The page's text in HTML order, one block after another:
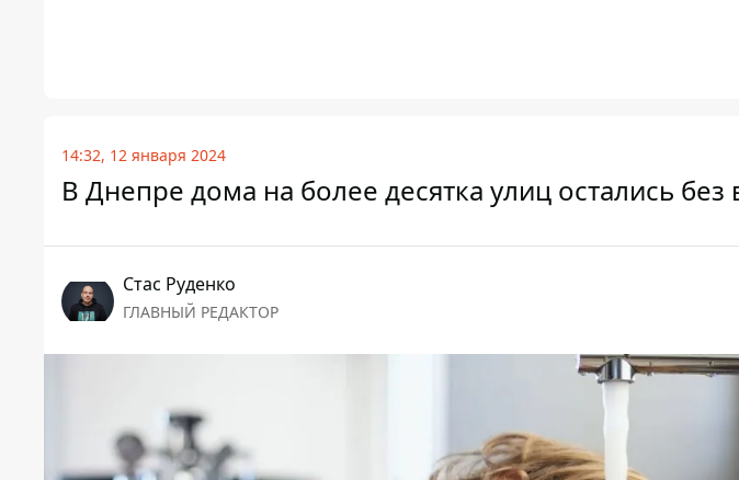
14:32, 12 января 2024
В Днепре дома на более десятка улиц остались без
Стаc Руденко
ГЛАВНЫЙ РЕДАКТОР